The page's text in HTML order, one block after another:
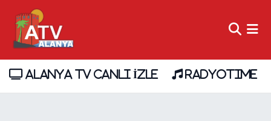
ALANYA TV CANLI İZLE RADYOTIME